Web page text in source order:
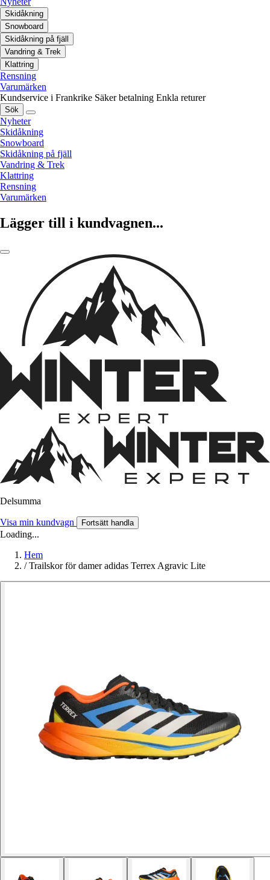
Skidåkning
Snowboard
Skidåkning på fjäll
Vandring & Trek
Klattring
Rensning
Varumärken
Kundservice i Frankrike Säker betalning Enkla returer
Sök
Nyheter
Skidåkning
Snowboard
Skidåkning på fjäll
Vandring & Trek
Klattring
Rensning
Varumärken
Lägger till i kundvagnen...
Delsumma
Visa min kundvagn Fortsätt handla
Loading...
Hem
/ Trailskor för damer adidas Terrex Agravic Lite